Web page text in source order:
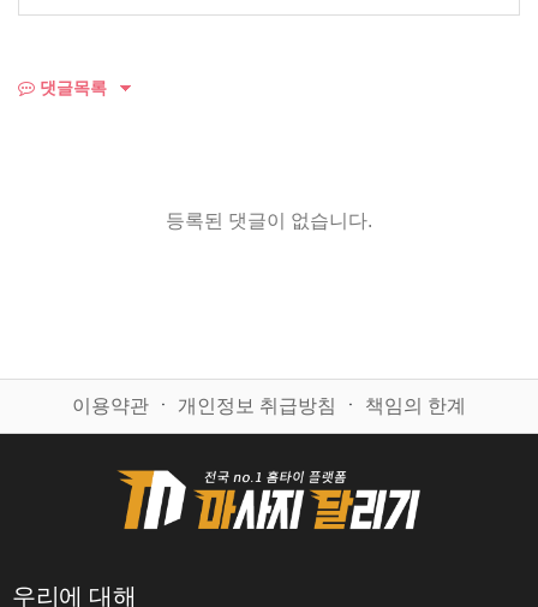
댓글목록
등록된 댓글이 없습니다.
이용약관 ㆍ 개인정보 취급방침 ㆍ 책임의 한계
우리에 대해